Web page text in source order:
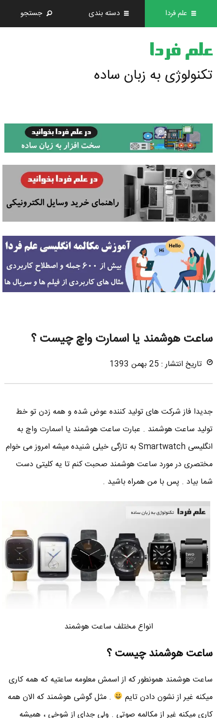
علم فردا دسته بندی جستجو
علم فردا
تکنولوژی به زبان ساده
ساعت هوشمند یا اسمارت واچ چیست ؟
تاریخ انتشار : 25 بهمن 1393
جدیدا فاز شرکت های تولید کننده عوض شده و همه زدن تو خط
تولید ساعت هوشمند . عبارت ساعت هوشمند یا اسمارت واچ به
انگلیسی Smartwatch به تازگی خیلی شنیده میشه امروز می خوام
مختصری در مورد ساعت هوشمند صحبت کنم تا یه کلیتی دست
شما بیاد . پس با من همراه باشید .
انواع مختلف ساعت هوشمند
ساعت هوشمند چیست ؟
ساعت هوشمند همونطور که از اسمش معلومه ساعتیه که همه کاری
میکنه غیر از نشون دادن تایم
. مثل گوشی هوشمند که الان همه
کاری میکنه غیر از مکالمه صوتی . ولی جدای از شوخی ، همیشه